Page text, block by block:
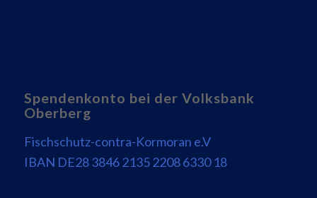
Spendenkonto bei der Volksbank
Oberberg
Fischschutz-contra-Kormoran e.V
IBAN DE28 3846 2135 2208 6330 18